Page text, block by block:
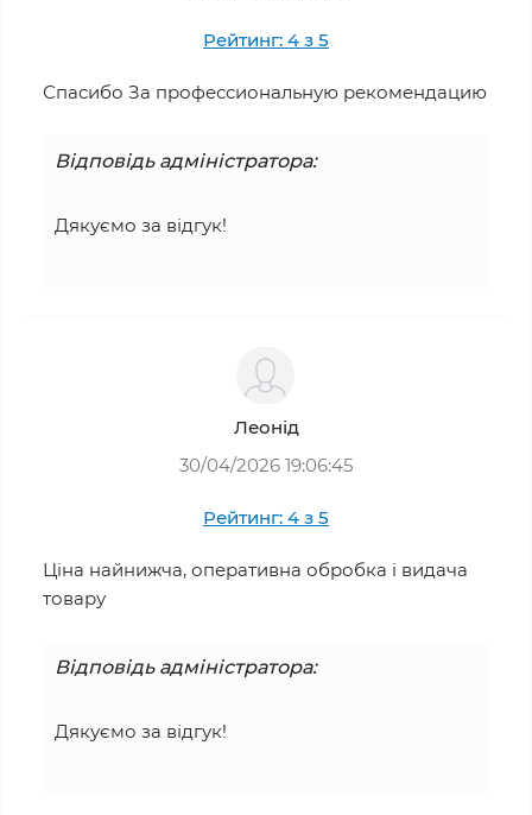
Рейтинг: 4 з 5
Спасибо За профессиональную рекомендацию
Відповідь адміністратора:
Дякуємо за відгук!
Леонід
30/04/2026 19:06:45
Рейтинг: 4 з 5
Ціна найнижча, оперативна обробка і видача
товару
Відповідь адміністратора:
Дякуємо за відгук!